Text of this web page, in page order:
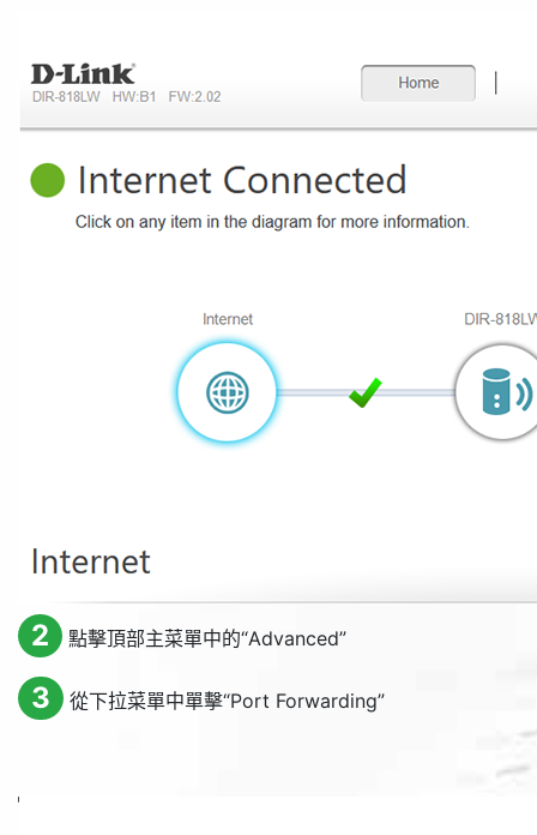
2 點擊頂部主菜單中的“Advanced”
3 從下拉菜單中單擊“Port Forwarding”